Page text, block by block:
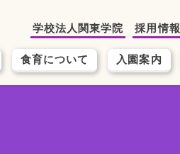
食育について 入園案内
学校法人関東学院 採用情報